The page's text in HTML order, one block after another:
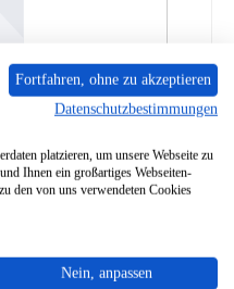
GET Rückwandstein
01075947
Fortfahren, ohne zu akzeptieren
Datenschutzbestimmungen
platzieren, um unsere Webseite zu
Ihnen ein großartiges Webseiten-
den von uns verwendeten Cookies
Nein, anpassen